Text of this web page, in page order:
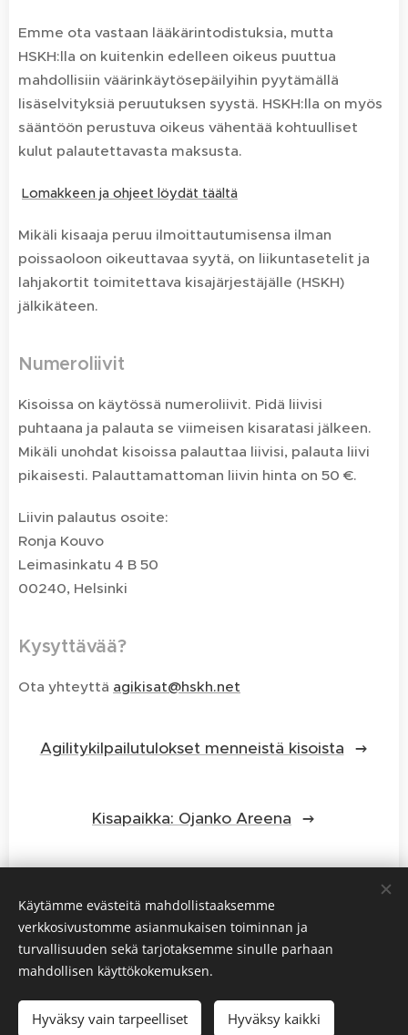
Emme ota vastaan lääkärintodistuksia, mutta
HSKH:lla on kuitenkin edelleen oikeus puuttua
mahdollisiin väärinkäytösepäilyihin pyytämällä
lisäselvityksiä peruutuksen syystä. HSKH:lla on myös
sääntöön perustuva oikeus vähentää kohtuulliset
kulut palautettavasta maksusta.
Lomakkeen ja ohjeet löydät täältä
Mikäli kisaaja peruu ilmoittautumisensa ilman
poissaoloon oikeuttavaa syytä, on liikuntasetelit ja
lahjakortit toimitettava kisajärjestäjälle (HSKH)
jälkikäteen.
Numeroliivit
Kisoissa on käytössä numeroliivit. Pidä liivisi
puhtaana ja palauta se viimeisen kisaratasi jälkeen.
Mikäli unohdat kisoissa palauttaa liivisi, palauta liivi
pikaisesti. Palauttamattoman liivin hinta on 50 €.
Liivin palautus osoite:
Ronja Kouvo
Leimasinkatu 4 B 50
00240, Helsinki
Kysyttävää?
Ota yhteyttä agikisat@hskh.net
Agilitykilpailutulokset menneistä kisoista
Kisapaikka: Ojanko Areena
Hakunilan Seudun Koiraharrastajat HSKH ry
Evästeet
Käytämme evästeitä mahdollistaaksemme
verkkosivustomme asianmukaisen toiminnan ja
turvallisuuden sekä tarjotaksemme sinulle parhaan
mahdollisen käyttökokemuksen.
Hyväksy vain tarpeelliset Hyväksy kaikki